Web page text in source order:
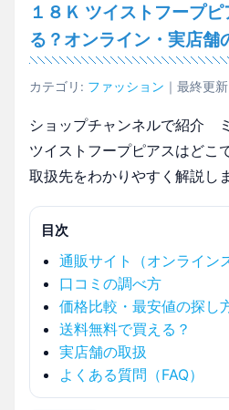
１８Ｋ ツイストフープ
る？オンライン・実店舗
カテゴリ: ファッション ｜最終更
ショップチャンネルで紹介
ツイストフープピアスはどこ
取扱先をわかりやすく解説し
目次
通販サイト（オンライン
口コミの調べ方
価格比較・最安値の探し
送料無料で買える？
実店舗の取扱
よくある質問（FAQ）